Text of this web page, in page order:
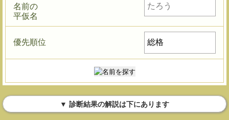
名前の
平仮名
優先順位
▼ 診断結果の解説は下にあります